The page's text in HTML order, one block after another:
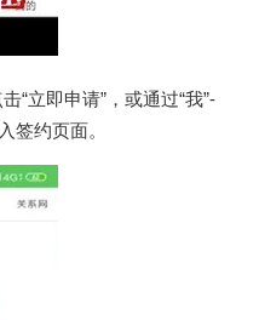
“立即申请”，或通过“我”-
签约页面。